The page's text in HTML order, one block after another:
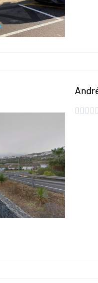
    